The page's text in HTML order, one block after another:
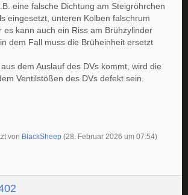
eine falsche Dichtung am Steigröhrchen
eingesetzt, unteren Kolben falschrum
es kann auch ein Riss am Brühzylinder
dem Fall muss die Brüheinheit ersetzt
dem Auslauf des DVs kommt, wird die
Ventilstößen des DVs defekt sein.
von BlackSheep (28. Februar 2026 um 07:54)